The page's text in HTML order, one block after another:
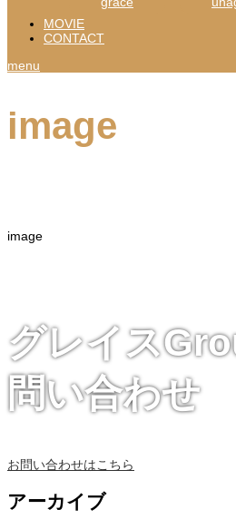
MOVIE
CONTACT
menu
image
image
グレイス
問い合わせ
お問い合わせはこちら
アーカイブ